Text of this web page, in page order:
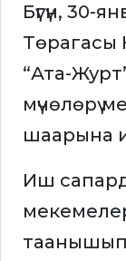
Бүгүн, 30-
Төрагасы
“Ата-
мүчөлөрү
шаарына
Иш